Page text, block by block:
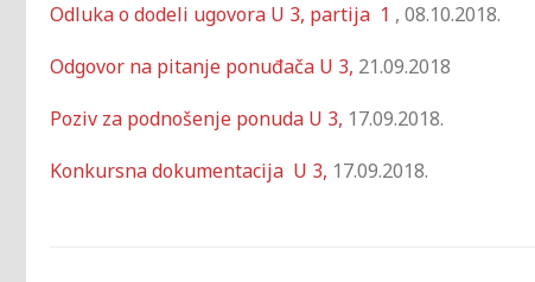
Odluka o dodeli ugovora U 3, partija 1 , 08.10.2018.
Odgovor na pitanje ponuđača U 3, 21.09.2018
Poziv za podnošenje ponuda U 3, 17.09.2018.
Konkursna dokumentacija U 3, 17.09.2018.